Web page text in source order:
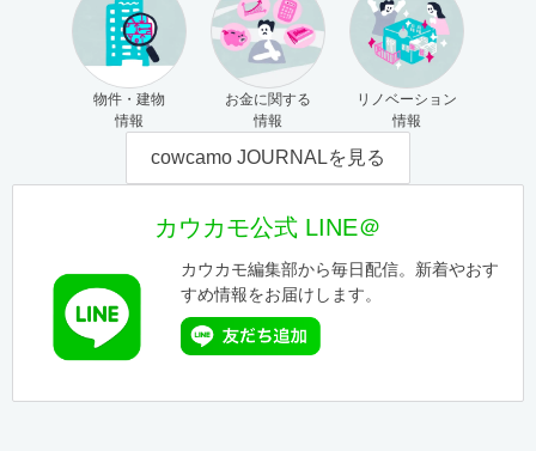
物件・建物
情報
お金に関する
情報
リノベーション
情報
cowcamo JOURNALを見る
カウカモ公式 LINE＠
カウカモ編集部から毎日配信。新着やおす
すめ情報をお届けします。